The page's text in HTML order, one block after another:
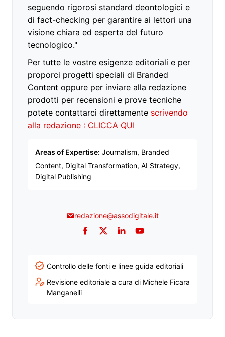
seguendo rigorosi standard deontologici e
di fact-checking per garantire ai lettori una
visione chiara ed esperta del futuro
tecnologico."
Per tutte le vostre esigenze editoriali e per
proporci progetti speciali di Branded
Content oppure per inviare alla redazione
prodotti per recensioni e prove tecniche
potete contattarci direttamente scrivendo
alla redazione : CLICCA QUI
Areas of Expertise: Journalism, Branded
Content, Digital Transformation, AI Strategy,
Digital Publishing
redazione@assodigitale.it
Facebook
TwitterLinkedInYouTube
Controllo delle fonti e linee guida editoriali
Revisione editoriale a cura di Michele Ficara
Manganelli